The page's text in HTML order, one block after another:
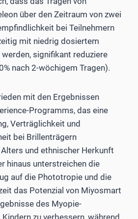
über den Zeitraum von zwei
bei Teilnehmern
mit niedrig dosiertem
signifikant reduziere
nach 2-wöchigem Tragen).
mit den Ergebnissen
Programms, das eine
Verträglichkeit und
bei Brillenträgern
und ethnischer Herkunft
hinaus unterstreichen die
auf die Phototropie und die
das Potenzial von Miyosmart
des Myopie-